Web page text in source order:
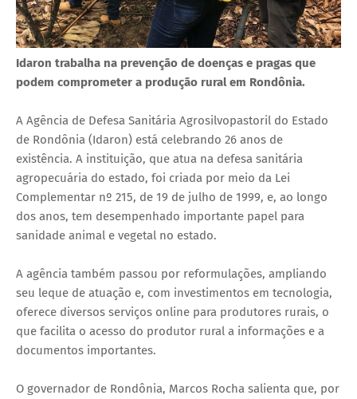
Idaron trabalha na prevenção de doenças e pragas que
podem comprometer a produção rural em Rondônia.
A Agência de Defesa Sanitária Agrosilvopastoril do Estado
de Rondônia (Idaron) está celebrando 26 anos de
existência. A instituição, que atua na defesa sanitária
agropecuária do estado, foi criada por meio da Lei
Complementar nº 215, de 19 de julho de 1999, e, ao longo
dos anos, tem desempenhado importante papel para
sanidade animal e vegetal no estado.
A agência também passou por reformulações, ampliando
seu leque de atuação e, com investimentos em tecnologia,
oferece diversos serviços online para produtores rurais, o
que facilita o acesso do produtor rural a informações e a
documentos importantes.
O governador de Rondônia, Marcos Rocha salienta que, por